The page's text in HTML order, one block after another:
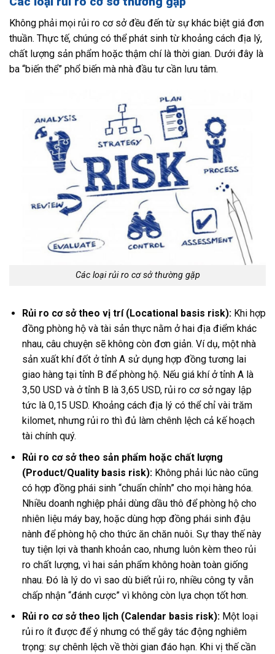
Không phải mọi rủi ro cơ sở đều đến từ sự khác biệt giá đơn
thuần. Thực tế, chúng có thể phát sinh từ khoảng cách địa lý,
chất lượng sản phẩm hoặc thậm chí là thời gian. Dưới đây là
ba “biến thể” phổ biến mà nhà đầu tư cần lưu tâm.
Các loại rủi ro cơ sở thường gặp
Rủi ro cơ sở theo vị trí (Locational basis risk):Khi hợp
đồng phòng hộ và tài sản thực nằm ở hai địa điểm khác
nhau, câu chuyện sẽ không còn đơn giản. Ví dụ, một nhà
sản xuất khí đốt ở tỉnh A sử dụng hợp đồng tương lai
giao hàng tại tỉnh B để phòng hộ. Nếu giá khí ở tỉnh A là
3,50 USD và ở tỉnh B là 3,65 USD, rủi ro cơ sở ngay lập
tức là 0,15 USD. Khoảng cách địa lý có thể chỉ vài trăm
kilomet, nhưng rủi ro thì đủ làm chênh lệch cả kế hoạch
tài chính quý.
Rủi ro cơ sở theo sản phẩm hoặc chất lượng
(Product/Quality basis risk):Không phải lúc nào cũng
có hợp đồng phái sinh “chuẩn chỉnh” cho mọi hàng hóa.
Nhiều doanh nghiệp phải dùng dầu thô để phòng hộ cho
nhiên liệu máy bay, hoặc dùng hợp đồng phái sinh đậu
nành để phòng hộ cho thức ăn chăn nuôi. Sự thay thế này
tuy tiện lợi và thanh khoản cao, nhưng luôn kèm theo rủi
ro chất lượng, vì hai sản phẩm không hoàn toàn giống
nhau. Đó là lý do vì sao dù biết rủi ro, nhiều công ty vẫn
chấp nhận “đánh cược” vì không còn lựa chọn tốt hơn.
Rủi ro cơ sở theo lịch (Calendar basis risk):Một loại
rủi ro ít được để ý nhưng có thể gây tác động nghiêm
trọng: sự chênh lệch về thời gian đáo hạn. Khi vị thế cần